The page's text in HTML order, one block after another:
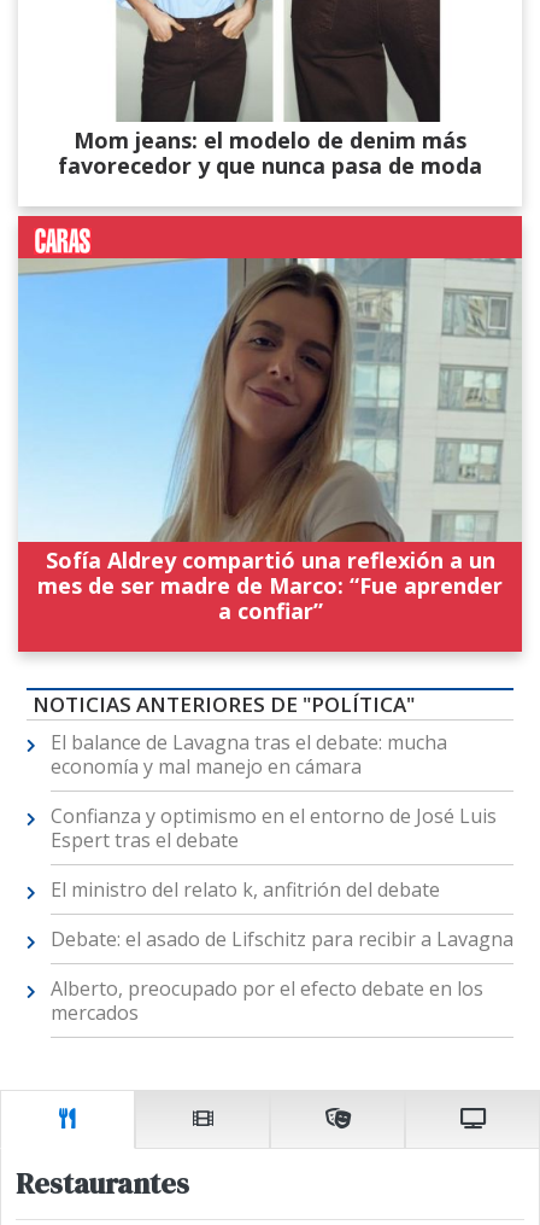
Mom jeans: el modelo de denim más
favorecedor y que nunca pasa de moda
Sofía Aldrey compartió una reflexión a un
mes de ser madre de Marco: “Fue aprender
a confiar”
NOTICIAS ANTERIORES DE "POLÍTICA"
El balance de Lavagna tras el debate: mucha
economía y mal manejo en cámara
Confianza y optimismo en el entorno de José Luis
Espert tras el debate
El ministro del relato k, anfitrión del debate
Debate: el asado de Lifschitz para recibir a Lavagna
Alberto, preocupado por el efecto debate en los
mercados
Restaurantes